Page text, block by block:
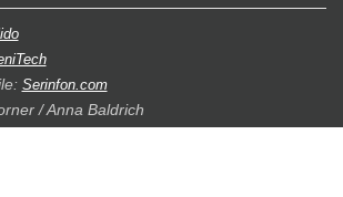
Serinfon.com
/ Anna Baldrich